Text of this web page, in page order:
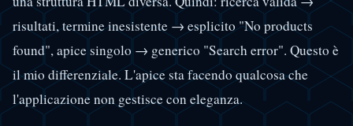
risultati, termine inesistente → esplicito "No products
found", apice singolo → generico "Search error". Questo è
il mio differenziale. L'apice sta facendo qualcosa che
l'applicazione non gestisce con eleganza.